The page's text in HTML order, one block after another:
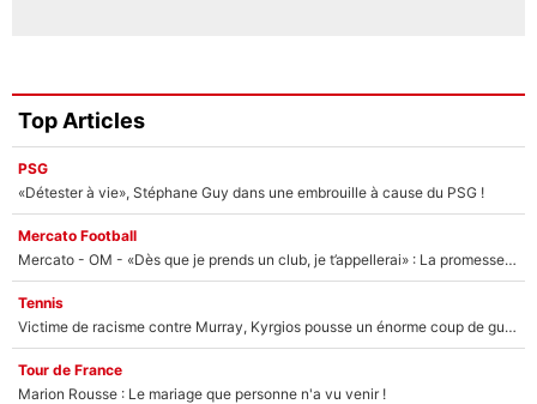
Top Articles
PSG
«Détester à vie», Stéphane Guy dans une embrouille à cause du PSG !
Mercato Football
Mercato - OM - «Dès que je prends un club, je t’appellerai» : La promesse de Marcelino au moment de claquer la porte
Tennis
Victime de racisme contre Murray, Kyrgios pousse un énorme coup de gueule !
Tour de France
Marion Rousse : Le mariage que personne n'a vu venir !